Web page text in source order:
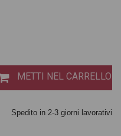
METTI NEL CARRELLO
Spedito in 2-3 giorni lavorativi